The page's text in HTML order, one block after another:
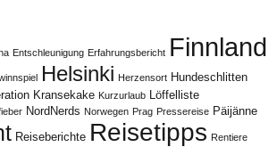
Entschleunigung Erfahrungsbericht Finnland
Helsinki Herzensort Hundeschlitten
Kransekake Kurzurlaub Löffelliste
NordNerds Norwegen Prag Pressereise Päijänne
Reiseberichte Reisetipps Rentiere